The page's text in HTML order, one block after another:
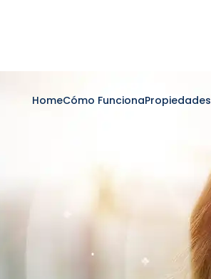
HomeCómo FuncionaPropiedades